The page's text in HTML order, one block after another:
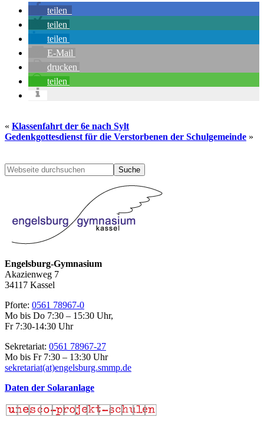
teilen
teilen
teilen
E-Mail
drucken
teilen
« Klassenfahrt der 6e nach Sylt
Gedenkgottesdienst für die Verstorbenen der Schulgemeinde »
Seitenspalte
Webseite
durchsuchen
Engelsburg-Gymnasium
Akazienweg 7
34117 Kassel
Pforte: 0561 78967-0
Mo bis Do 7:30 – 15:30 Uhr,
Fr 7:30-14:30 Uhr
Sekretariat: 0561 78967-27
Mo bis Fr 7:30 – 13:30 Uhr
sekretariat(at)engelsburg.smmp.de
Daten der Solaranlage